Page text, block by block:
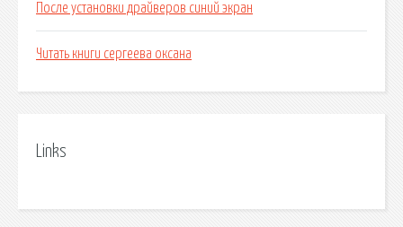
После установки драйверов синий экран
Читать книги сергеева оксана
Links